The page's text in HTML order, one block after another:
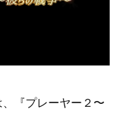
『プレーヤー２〜